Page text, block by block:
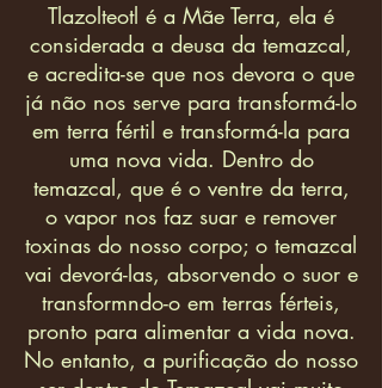
Tlazolteotl é a Mãe Terra, ela é
considerada a deusa da temazcal,
e acredita-se que nos devora o que
já não nos serve para transformá-lo
em terra fértil e transformá-la para
uma nova vida. Dentro do
temazcal, que é o ventre da terra,
o vapor nos faz suar e remover
toxinas do nosso corpo; o temazcal
vai devorá-las, absorvendo o suor e
transformndo-o em terras férteis,
pronto para alimentar a vida nova.
No entanto, a purificação do nosso